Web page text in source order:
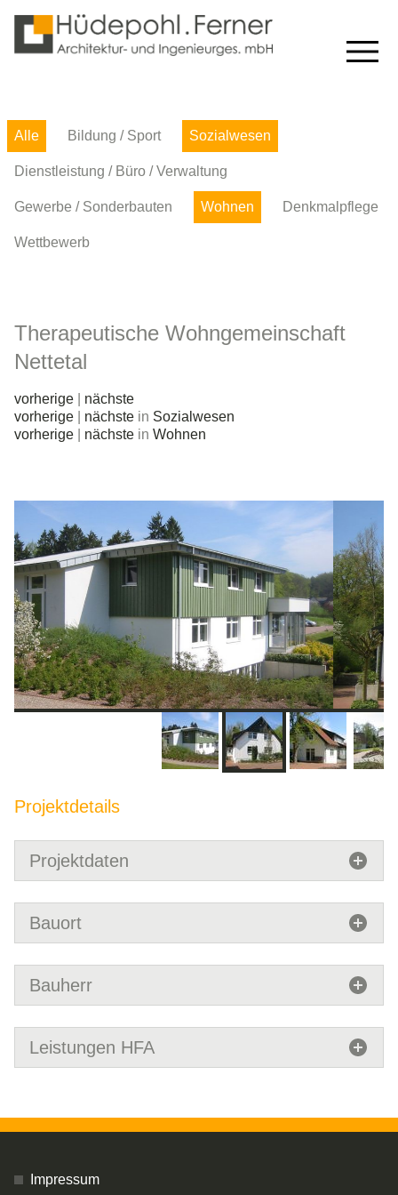
Alle Bildung / Sport Sozialwesen
Dienstleistung / Büro / Verwaltung
Gewerbe / Sonderbauten Wohnen Denkmalpflege
Wettbewerb
Therapeutische Wohngemeinschaft
Nettetal
vorherige
nächste
vorherige
nächste in Sozialwesen
vorherige
nächste in Wohnen
Projektdetails
Projektdaten
Bauort
Bauherr
Leistungen HFA
Impressum